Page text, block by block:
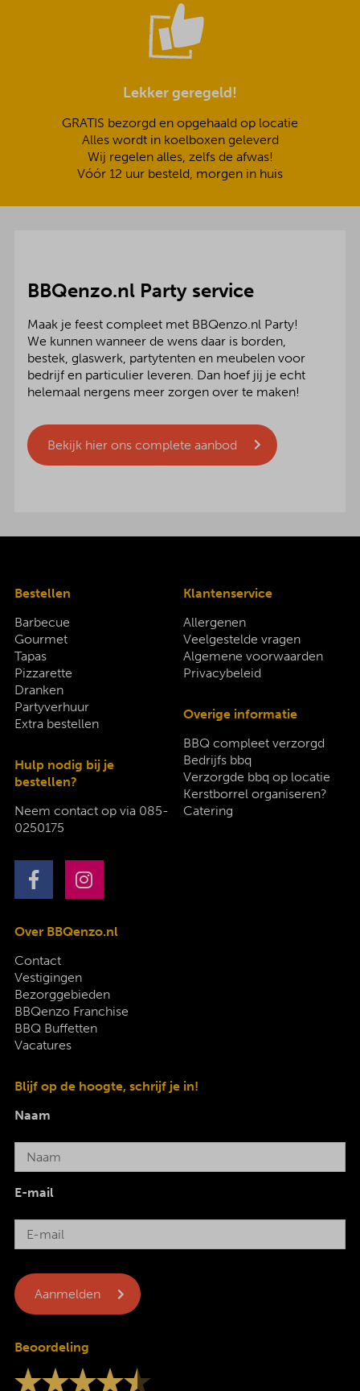
Lekker geregeld!
GRATIS bezorgd en opgehaald op locatie
Alles wordt in koelboxen geleverd
Wij regelen alles, zelfs de afwas!
Vóór 12 uur besteld, morgen in huis
BBQenzo.nl Party service
Maak je feest compleet met BBQenzo.nl Party!
We kunnen wanneer de wens daar is borden,
bestek, glaswerk, partytenten en meubelen voor
bedrijf en particulier leveren. Dan hoef jij je echt
helemaal nergens meer zorgen over te maken!
Bekijk hier ons complete aanbod
Bestellen
Barbecue
Gourmet
Tapas
Pizzarette
Dranken
Partyverhuur
Extra bestellen
Hulp nodig bij je
bestellen?
Neem contact op via 085-
0250175
Klantenservice
Allergenen
Veelgestelde vragen
Algemene voorwaarden
Privacybeleid
Overige informatie
BBQ compleet verzorgd
Bedrijfs bbq
Verzorgde bbq op locatie
Kerstborrel organiseren?
Catering
Over BBQenzo.nl
Contact
Vestigingen
Bezorggebieden
BBQenzo Franchise
BBQ Buffetten
Vacatures
Blijf op de hoogte, schrijf je in!
Naam
E-mail
Beoordeling